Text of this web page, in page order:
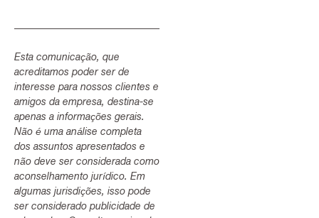
Esta comunicação, que
acreditamos poder ser de
interesse para nossos clientes e
amigos da empresa, destina-se
apenas a informações gerais.
Não é uma análise completa
dos assuntos apresentados e
não deve ser considerada como
aconselhamento jurídico. Em
algumas jurisdições, isso pode
ser considerado publicidade de